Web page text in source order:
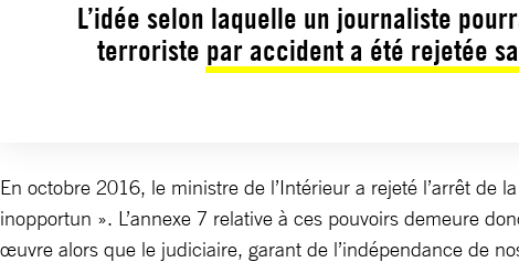
L’idée selon laquelle un journaliste
terroriste par accident a été rejetée
En octobre 2016, le ministre de l’Intérieur a rejeté l’arrêt de
inopportun ». L’annexe 7 relative à ces pouvoirs demeure
œuvre alors que le judiciaire, garant de l’indépendance de